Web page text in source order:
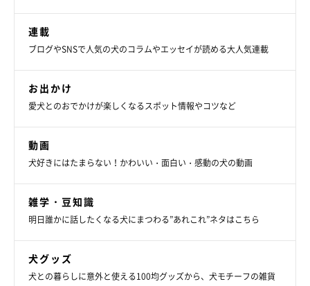
まいにちのいぬ・ねこのきもちアプリ
「犬は飼い主さんへの御恩を忘れないのだから、まして人間は恩
知らずではいけない」という意味で使われます。犬が飼い主さん
に対して忠誠心を持つことは、万国共通であることが分かります
連載
ブログやSNSで人気の犬のコラムやエッセイが読める大人気連載
お出かけ
愛犬とのおでかけが楽しくなるスポット情報やコツなど
動画
犬好きにはたまらない！かわいい・面白い・感動の犬の動画
雑学・豆知識
明日誰かに話したくなる犬にまつわる”あれこれ”ネタはこちら
犬グッズ
犬との暮らしに意外と使える100均グッズから、犬モチーフの雑貨